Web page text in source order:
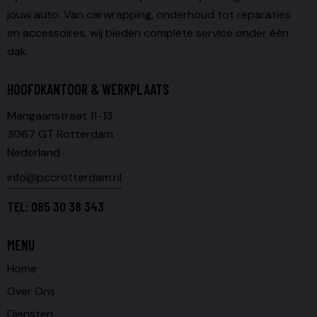
jouw auto. Van carwrapping, onderhoud tot reparaties
en accessoires, wij bieden complete service onder één
dak.
HOOFDKANTOOR & WERKPLAATS
Mangaanstraat 11-13
3067 GT Rotterdam
Nederland
info@pccrotterdam.nl
TEL: 085 30 38 343
MENU
Home
Over Ons
Diensten